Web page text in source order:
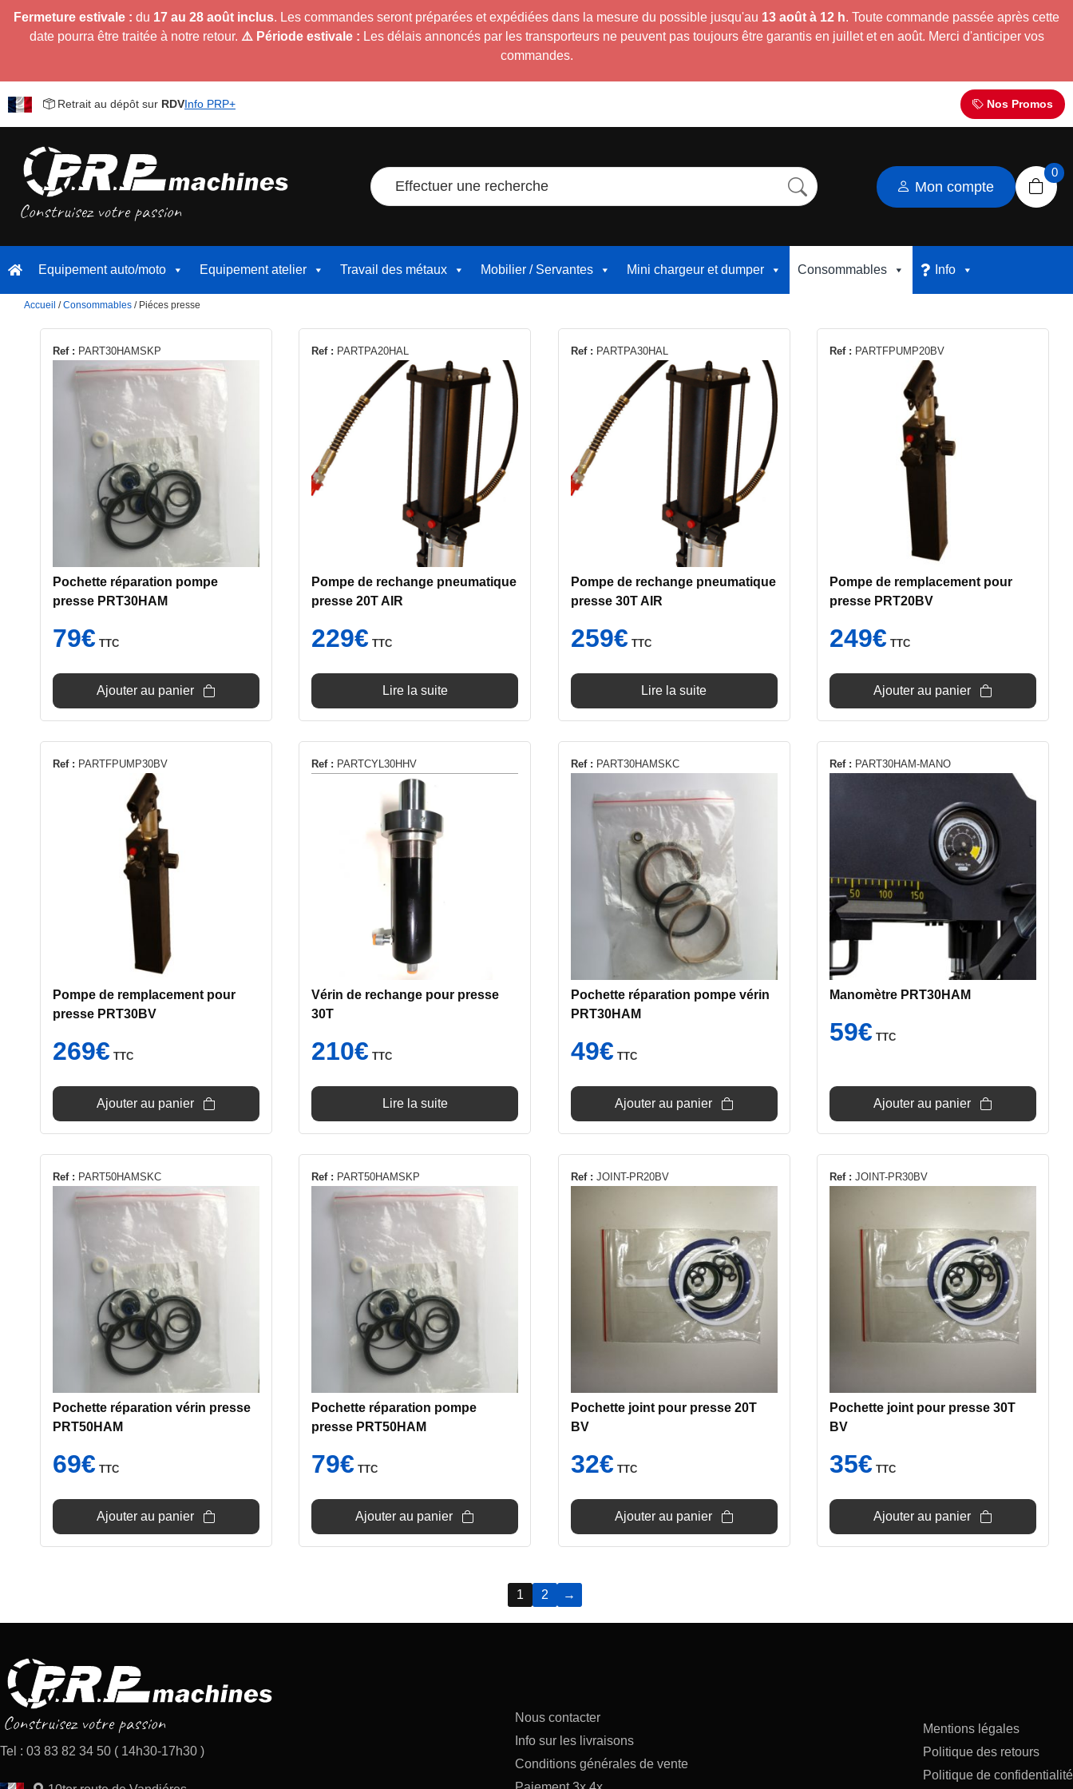
Fermeture estivale : du 17 au 28 août inclus. Les commandes seront préparées et expédiées dans la mesure du possible jusqu'au 13 août à 12 h. Toute commande passée après cette
date pourra être traitée à notre retour. ⚠️ Période estivale : Les délais annoncés par les transporteurs ne peuvent pas toujours être garantis en juillet et en août. Merci d'anticiper vos
commandes.
Retrait au dépôt sur RDVInfo PRP+ Nos Promos
Effectuer une recherche Mon compte
0
Equipement auto/moto Equipement atelier Travail des métaux Mobilier / Servantes Mini chargeur et dumper Consommables Info
Accueil /Consommables / Piéces presse
Ref : PART30HAMSKP
Pochette réparation pompe
presse PRT30HAM
79€ TTC
Ajouter au panier
Ref : PARTPA20HAL
Pompe de rechange pneumatique
presse 20T AIR
229€ TTC
Lire la suite
Ref : PARTPA30HAL
Pompe de rechange pneumatique
presse 30T AIR
259€ TTC
Lire la suite
Ref : PARTFPUMP20BV
Pompe de remplacement pour
presse PRT20BV
249€ TTC
Ajouter au panier
Ref : PARTFPUMP30BV
Pompe de remplacement pour
presse PRT30BV
269€ TTC
Ajouter au panier
Ref : PARTCYL30HHV
Vérin de rechange pour presse
30T
210€ TTC
Lire la suite
Ref : PART30HAMSKC
Pochette réparation pompe vérin
PRT30HAM
49€ TTC
Ajouter au panier
Ref : PART30HAM-MANO
Manomètre PRT30HAM
59€ TTC
Ajouter au panier
Ref : PART50HAMSKC
Pochette réparation vérin presse
PRT50HAM
69€ TTC
Ajouter au panier
Ref : PART50HAMSKP
Pochette réparation pompe
presse PRT50HAM
79€ TTC
Ajouter au panier
Ref : JOINT-PR20BV
Pochette joint pour presse 20T
BV
32€ TTC
Ajouter au panier
Ref : JOINT-PR30BV
Pochette joint pour presse 30T
BV
35€ TTC
Ajouter au panier
1 2 →
Tel : 03 83 82 34 50 ( 14h30-17h30 )
Nous contacter
Info sur les livraisons
Conditions générales de vente
Mentions légales
Politique des retours
Politique de confidentialité